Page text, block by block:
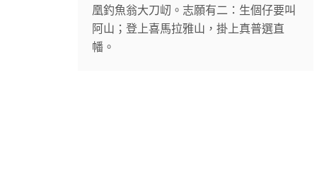
凰釣魚翁大刀屻。志願有二：生個仔要叫
阿山；登上喜馬拉雅山，掛上真普選直
幡。